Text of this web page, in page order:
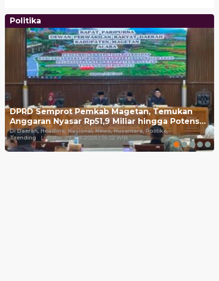
Politika
DPRD Semprot Pemkab Magetan, Temukan
Anggaran Nyasar Rp51,9 Miliar hingga Potens…
Di Daerah, Headline, Nasional, News, Nusantara, Politika,
Trending
| Rabu, 29 Juli 2026 | 14:32 WIB